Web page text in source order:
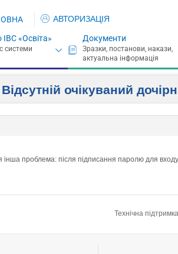
АВТОРИЗАЦІЯ
ІВС «Освіта» Документи
очікуваний
інша проблема: після підписання паролю для
Технічна підтримка